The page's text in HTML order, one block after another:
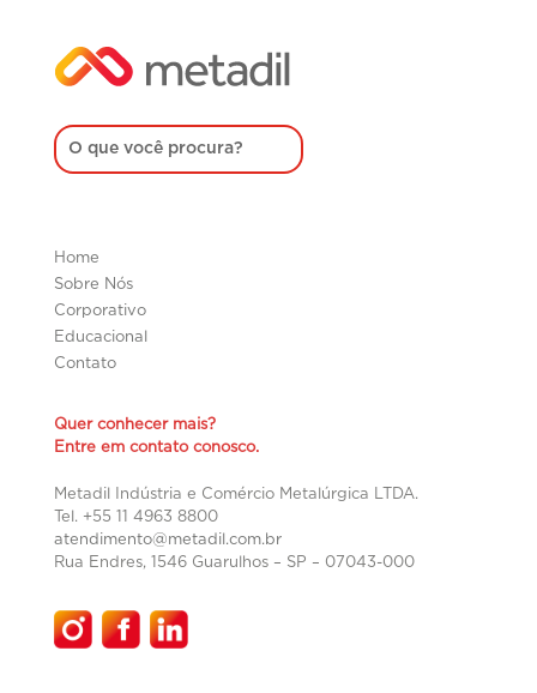
Home
Sobre Nós
Corporativo
Educacional
Contato
Quer conhecer mais?
Entre em contato conosco.
Metadil Indústria e Comércio Metalúrgica LTDA.
Tel. +55 11 4963 8800
atendimento@metadil.com.br
Rua Endres, 1546 Guarulhos – SP – 07043-000